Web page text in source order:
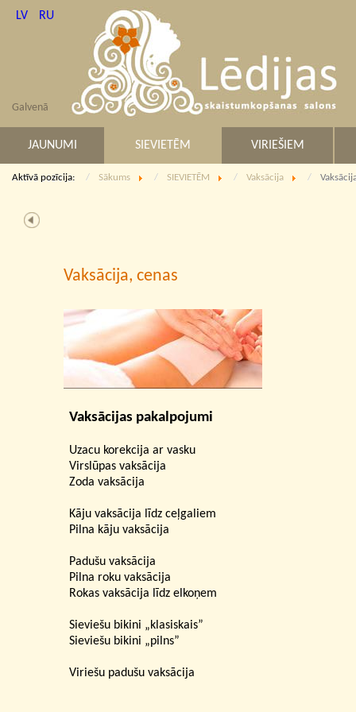
LV RU
Galvenā
JAUNUMI SIEVIETĒM VIRIEŠIEM
Aktīvā pozīcija: Sākums SIEVIETĒM Vaksācija
Vaksācija, cenas
Vaksācijas pakalpojumi
Uzacu korekcija ar vasku
Virslūpas vaksācija
Zoda vaksācija
Kāju vaksācija līdz ceļgaliem
Pilna kāju vaksācija
Padušu vaksācija
Pilna roku vaksācija
Rokas vaksācija līdz elkoņem
Sieviešu bikini „klasiskais”
Sieviešu bikini „pilns”
Viriešu padušu vaksācija